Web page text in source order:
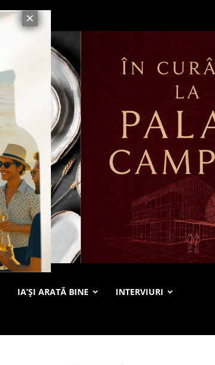
IA’ȘI ARATĂ BINE INTERVIURI